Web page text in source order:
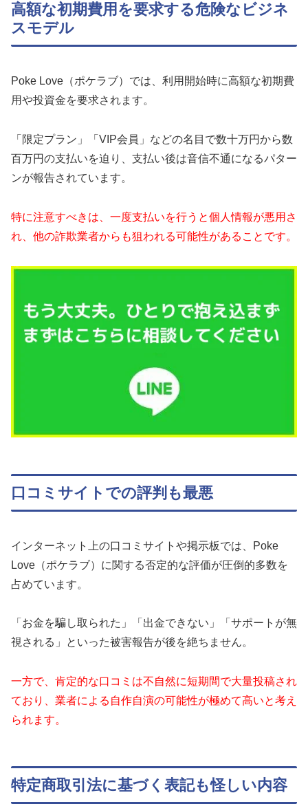
高額な初期費用を要求する危険なビジネ
スモデル
Poke Love（ポケラブ）では、利用開始時に高額な初期費
用や投資金を要求されます。
「限定プラン」「VIP会員」などの名目で数十万円から数
百万円の支払いを迫り、支払い後は音信不通になるパター
ンが報告されています。
特に注意すべきは、一度支払いを行うと個人情報が悪用さ
れ、他の詐欺業者からも狙われる可能性があることです。
口コミサイトでの評判も最悪
インターネット上の口コミサイトや掲示板では、Poke
Love（ポケラブ）に関する否定的な評価が圧倒的多数を
占めています。
「お金を騙し取られた」「出金できない」「サポートが無
視される」といった被害報告が後を絶ちません。
一方で、肯定的な口コミは不自然に短期間で大量投稿され
ており、業者による自作自演の可能性が極めて高いと考え
られます。
特定商取引法に基づく表記も怪しい内容